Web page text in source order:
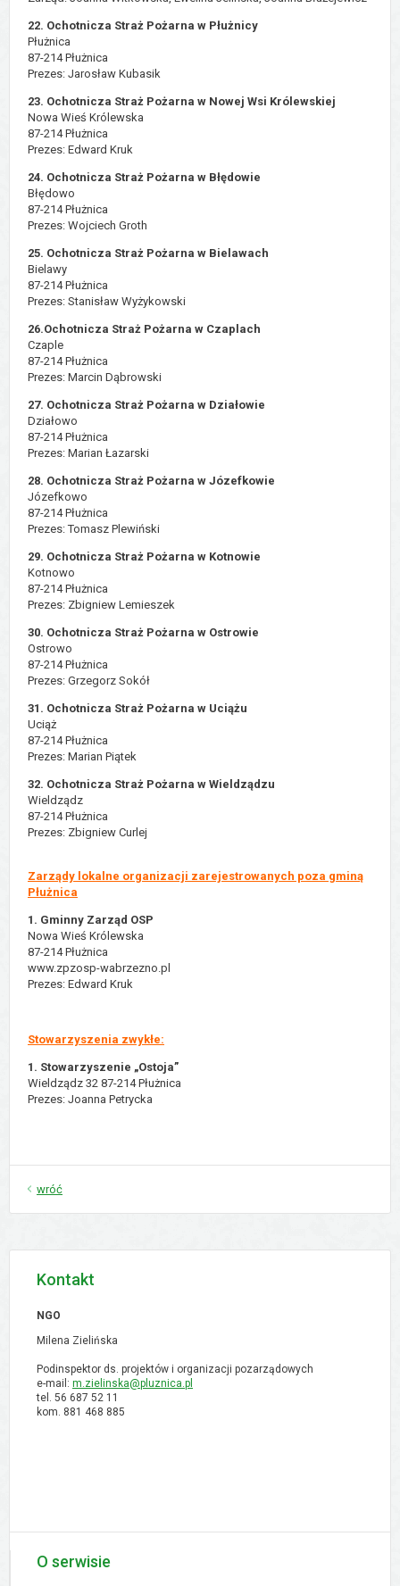
22. Ochotnicza Straż Pożarna w Płużnicy
Płużnica
87-214 Płużnica
Prezes: Jarosław Kubasik
23. Ochotnicza Straż Pożarna w Nowej Wsi Królewskiej
Nowa Wieś Królewska
87-214 Płużnica
Prezes: Edward Kruk
24. Ochotnicza Straż Pożarna w Błędowie
Błędowo
87-214 Płużnica
Prezes: Wojciech Groth
25. Ochotnicza Straż Pożarna w Bielawach
Bielawy
87-214 Płużnica
Prezes: Stanisław Wyżykowski
26.Ochotnicza Straż Pożarna w Czaplach
Czaple
87-214 Płużnica
Prezes: Marcin Dąbrowski
27. Ochotnicza Straż Pożarna w Działowie
Działowo
87-214 Płużnica
Prezes: Marian Łazarski
28. Ochotnicza Straż Pożarna w Józefkowie
Józefkowo
87-214 Płużnica
Prezes: Tomasz Plewiński
29. Ochotnicza Straż Pożarna w Kotnowie
Kotnowo
87-214 Płużnica
Prezes: Zbigniew Lemieszek
30. Ochotnicza Straż Pożarna w Ostrowie
Ostrowo
87-214 Płużnica
Prezes: Grzegorz Sokół
31. Ochotnicza Straż Pożarna w Uciążu
Uciąż
87-214 Płużnica
Prezes: Marian Piątek
32. Ochotnicza Straż Pożarna w Wieldządzu
Wieldządz
87-214 Płużnica
Prezes: Zbigniew Curlej
Zarządy lokalne organizacji zarejestrowanych poza gminą
Płużnica
1. Gminny Zarząd OSP
Nowa Wieś Królewska
87-214 Płużnica
www.zpzosp-wabrzezno.pl
Prezes: Edward Kruk
Stowarzyszenia zwykłe:
1. Stowarzyszenie „Ostoja”
Wieldządz 32 87-214 Płużnica
Prezes: Joanna Petrycka
wróć
Kontakt
NGO
Milena Zielińska
Podinspektor ds. projektów i organizacji pozarządowych
e-mail: m.zielinska@pluznica.pl
tel. 56 687 52 11
kom. 881 468 885
O serwisie